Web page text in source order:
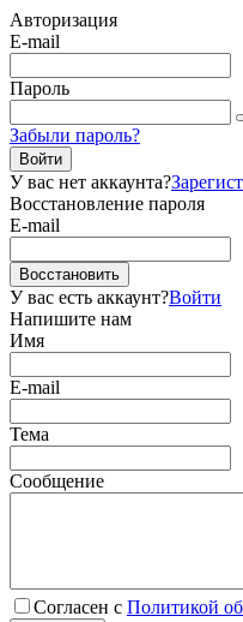
Авторизация
E-mail
Пароль
Забыли пароль?
Войти
У вас нет аккаунта?
Восстановление пароля
E-mail
Восстановить
У вас есть аккаунт?Войти
Напишите нам
Имя
E-mail
Тема
Сообщение
Согласен с Политикой